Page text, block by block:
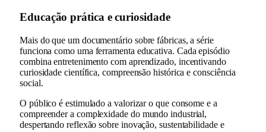
Educação prática e curiosidade
Mais do que um documentário sobre fábricas, a série
funciona como uma ferramenta educativa. Cada episódio
combina entretenimento com aprendizado, incentivando
curiosidade científica, compreensão histórica e consciência
social.
O público é estimulado a valorizar o que consome e a
compreender a complexidade do mundo industrial,
despertando reflexão sobre inovação, sustentabilidade e